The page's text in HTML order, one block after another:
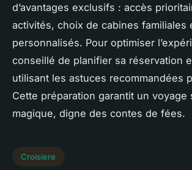
d’avantages exclusifs : accès
activités, choix de cabines familiales
personnalisés. Pour optimiser
conseillé de planifier sa réservation
utilisant les astuces recommandées
Cette préparation garantit un voyage
magique, digne des contes de fées.
Croisiere